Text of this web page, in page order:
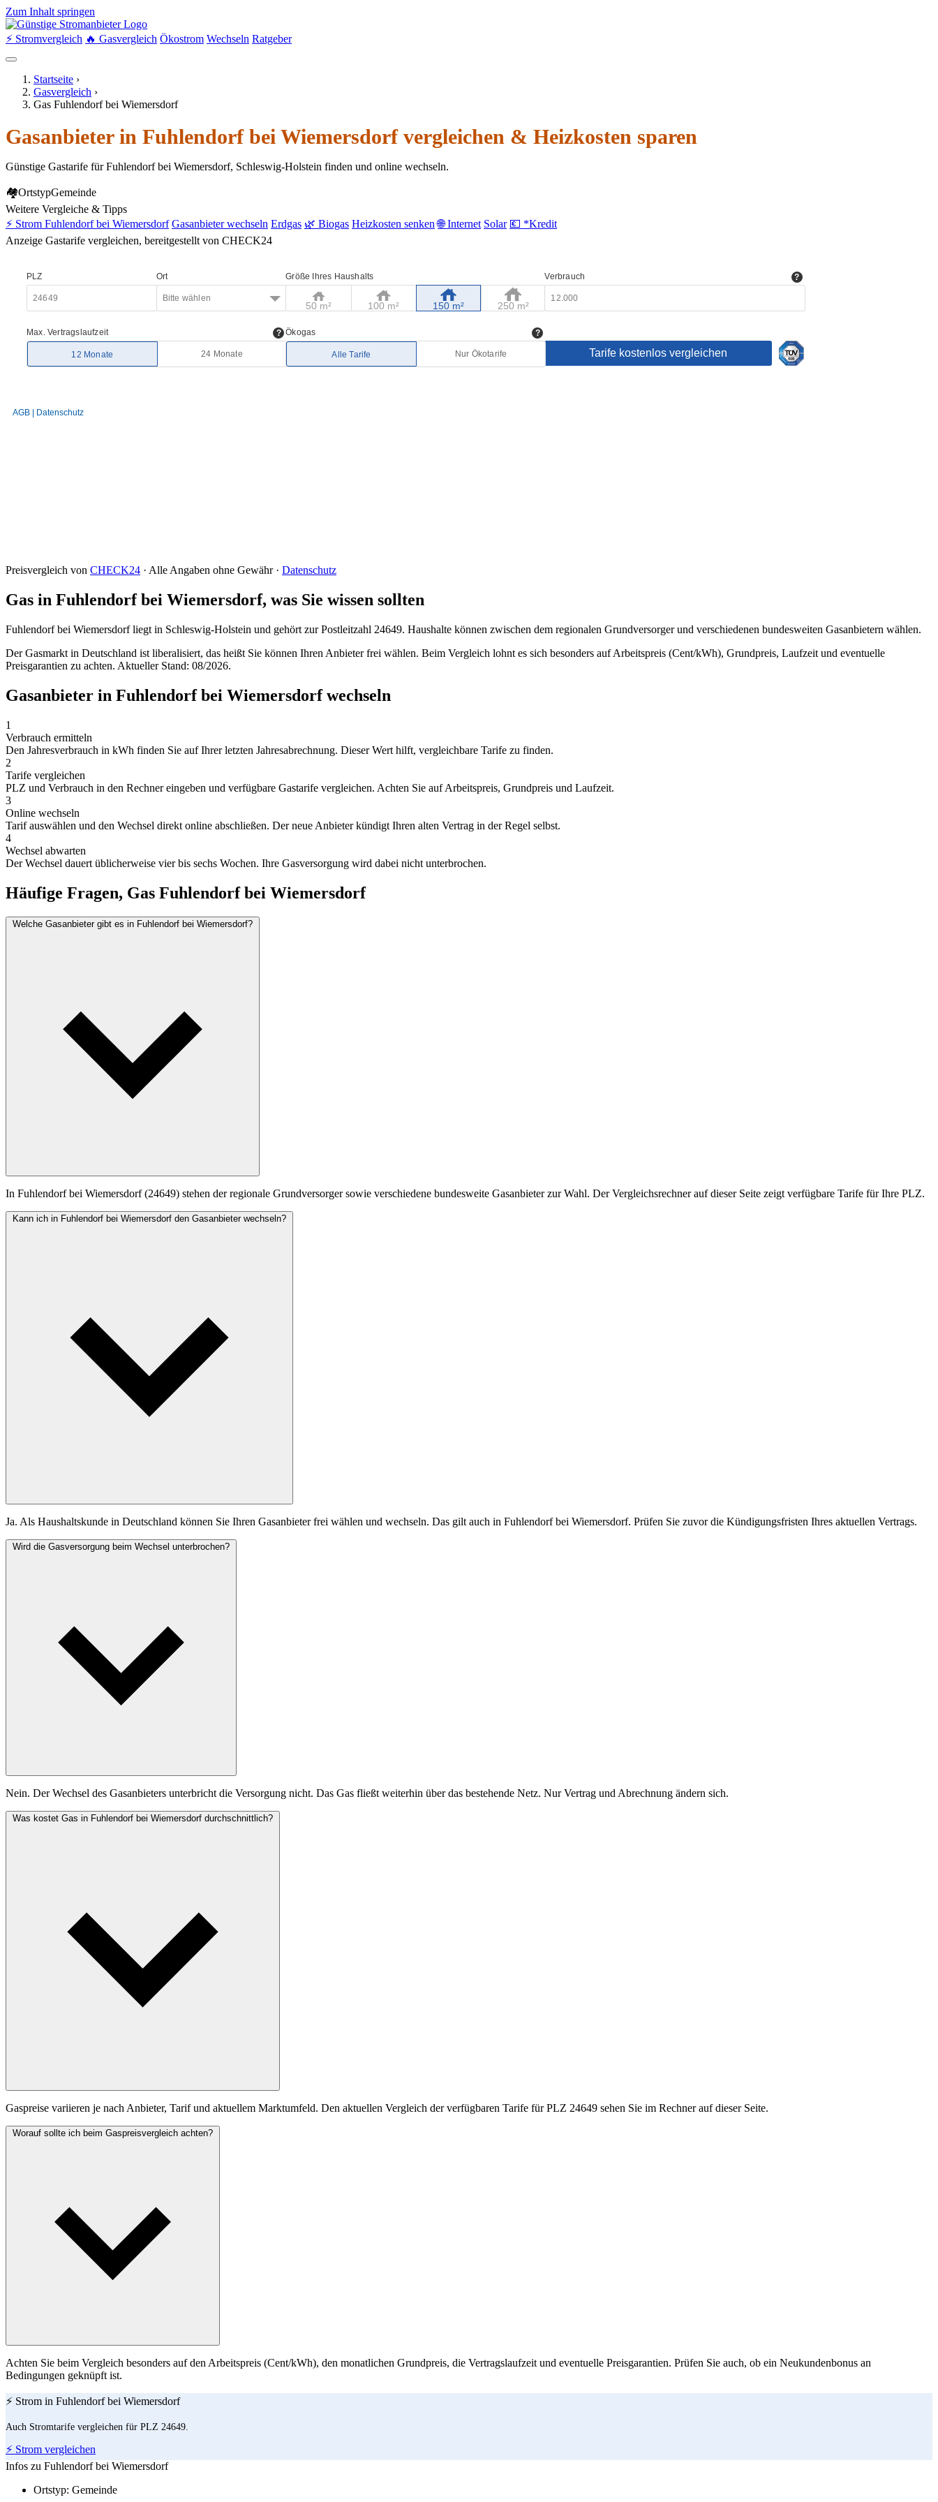
Zum Inhalt springen
⚡ Stromvergleich 🔥 Gasvergleich Ökostrom Wechseln Ratgeber
Startseite ›
Gasvergleich ›
Gas Fuhlendorf bei Wiemersdorf
Gasanbieter in Fuhlendorf bei Wiemersdorf vergleichen & Heizkosten sparen
Günstige Gastarife für Fuhlendorf bei Wiemersdorf, Schleswig-Holstein finden und online wechseln.
🏘OrtstypGemeinde
Weitere Vergleiche & Tipps
⚡ Strom Fuhlendorf bei Wiemersdorf Gasanbieter wechseln Erdgas 🌿 Biogas Heizkosten senken 🌐 Internet Solar 💶 *Kredit
Anzeige Gastarife vergleichen, bereitgestellt von CHECK24
Preisvergleich von CHECK24 · Alle Angaben ohne Gewähr · Datenschutz
Gas in Fuhlendorf bei Wiemersdorf, was Sie wissen sollten
Fuhlendorf bei Wiemersdorf liegt in Schleswig-Holstein und gehört zur Postleitzahl 24649. Haushalte können zwischen dem regionalen Grundversorger und verschiedenen bundesweiten Gasanbietern wählen.
Der Gasmarkt in Deutschland ist liberalisiert, das heißt Sie können Ihren Anbieter frei wählen. Beim Vergleich lohnt es sich besonders auf Arbeitspreis (Cent/kWh), Grundpreis, Laufzeit und eventuelle
Preisgarantien zu achten. Aktueller Stand: 08/2026.
Gasanbieter in Fuhlendorf bei Wiemersdorf wechseln
1
Verbrauch ermitteln
Den Jahresverbrauch in kWh finden Sie auf Ihrer letzten Jahresabrechnung. Dieser Wert hilft, vergleichbare Tarife zu finden.
2
Tarife vergleichen
PLZ und Verbrauch in den Rechner eingeben und verfügbare Gastarife vergleichen. Achten Sie auf Arbeitspreis, Grundpreis und Laufzeit.
3
Online wechseln
Tarif auswählen und den Wechsel direkt online abschließen. Der neue Anbieter kündigt Ihren alten Vertrag in der Regel selbst.
4
Wechsel abwarten
Der Wechsel dauert üblicherweise vier bis sechs Wochen. Ihre Gasversorgung wird dabei nicht unterbrochen.
Häufige Fragen, Gas Fuhlendorf bei Wiemersdorf
Welche Gasanbieter gibt es in Fuhlendorf bei Wiemersdorf?
In Fuhlendorf bei Wiemersdorf (24649) stehen der regionale Grundversorger sowie verschiedene bundesweite Gasanbieter zur Wahl. Der Vergleichsrechner auf dieser Seite zeigt verfügbare Tarife für Ihre PLZ.
Kann ich in Fuhlendorf bei Wiemersdorf den Gasanbieter wechseln?
Ja. Als Haushaltskunde in Deutschland können Sie Ihren Gasanbieter frei wählen und wechseln. Das gilt auch in Fuhlendorf bei Wiemersdorf. Prüfen Sie zuvor die Kündigungsfristen Ihres aktuellen Vertrags.
Wird die Gasversorgung beim Wechsel unterbrochen?
Nein. Der Wechsel des Gasanbieters unterbricht die Versorgung nicht. Das Gas fließt weiterhin über das bestehende Netz. Nur Vertrag und Abrechnung ändern sich.
Was kostet Gas in Fuhlendorf bei Wiemersdorf durchschnittlich?
Gaspreise variieren je nach Anbieter, Tarif und aktuellem Marktumfeld. Den aktuellen Vergleich der verfügbaren Tarife für PLZ 24649 sehen Sie im Rechner auf dieser Seite.
Worauf sollte ich beim Gaspreisvergleich achten?
Achten Sie beim Vergleich besonders auf den Arbeitspreis (Cent/kWh), den monatlichen Grundpreis, die Vertragslaufzeit und eventuelle Preisgarantien. Prüfen Sie auch, ob ein Neukundenbonus an
Bedingungen geknüpft ist.
⚡ Strom in Fuhlendorf bei Wiemersdorf
Auch Stromtarife vergleichen für PLZ 24649.
⚡ Strom vergleichen
Infos zu Fuhlendorf bei Wiemersdorf
Ortstyp: Gemeinde